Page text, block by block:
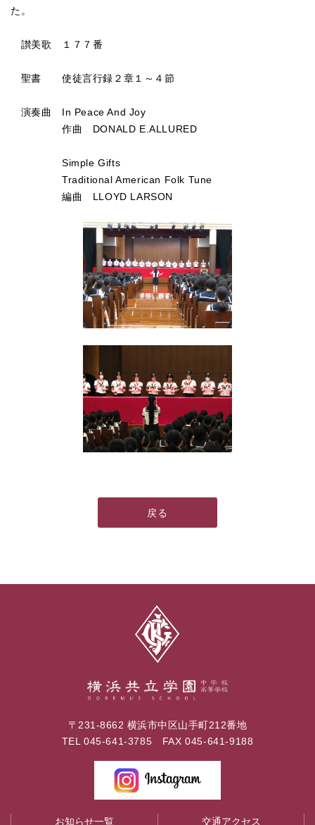
た。
讃美歌 １７７番
聖書 使徒言行録２章１～４節
演奏曲 In Peace And Joy
作曲 DONALD E.ALLURED
Simple Gifts
Traditional American Folk Tune
編曲 LLOYD LARSON
戻る
〒231-8662 横浜市中区山手町212番地
TEL 045-641-3785 FAX 045-641-9188
お知らせ一覧 交通アクセス